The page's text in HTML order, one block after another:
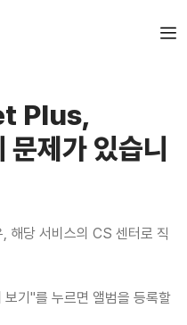
Plus,
제가 있습니
해당 서비스의 CS 센터로 직
기"를 누르면 앨범을 등록할